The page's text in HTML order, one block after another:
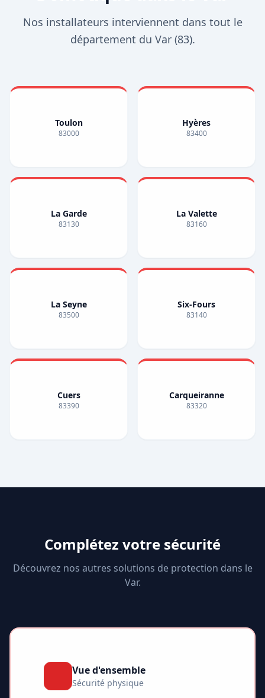
Nos installateurs interviennent dans tout le
département du Var (83).
Toulon
83000
Hyères
83400
La Garde
83130
La Valette
83160
La Seyne
83500
Six-Fours
83140
Cuers
83390
Carqueiranne
83320
Complétez votre sécurité
Découvrez nos autres solutions de protection dans le
Var.
Vue d'ensemble
Sécurité physique